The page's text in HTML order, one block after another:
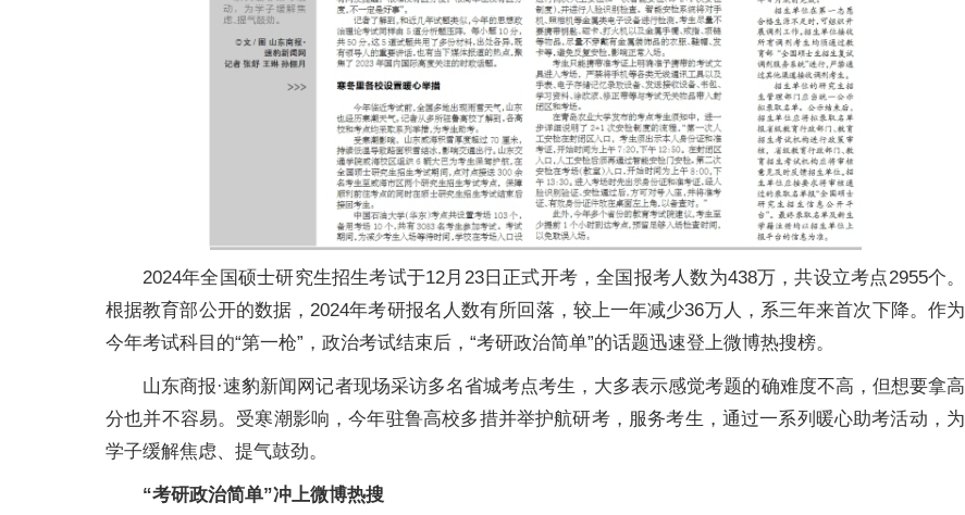
2024年全国硕士研究生招生考试于12月23日正式开考，全国报考人数为438万，共设立考点2955个。
根据教育部公开的数据，2024年考研报名人数有所回落，较上一年减少36万人，系三年来首次下降。作为
今年考试科目的“第一枪”，政治考试结束后，“考研政治简单”的话题迅速登上微博热搜榜。
山东商报·速豹新闻网记者现场采访多名省城考点考生，大多表示感觉考题的确难度不高，但想要拿高
分也并不容易。受寒潮影响，今年驻鲁高校多措并举护航研考，服务考生，通过一系列暖心助考活动，为
学子缓解焦虑、提气鼓劲。
“考研政治简单”冲上微博热搜